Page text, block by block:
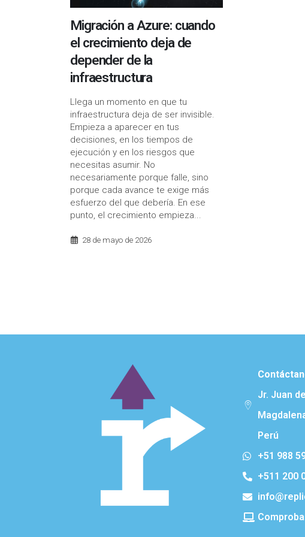
Migración a Azure: cuando
el crecimiento deja de
depender de la
infraestructura
Llega un momento en que tu
infraestructura deja de ser invisible.
Empieza a aparecer en tus
decisiones, en los tiempos de
ejecución y en los riesgos que
necesitas asumir. No
necesariamente porque falle, sino
porque cada avance te exige más
esfuerzo del que debería. En ese
punto, el crecimiento empieza...
28 de mayo de 2026
Jr. Juan
Perú
+51 988
+511 200